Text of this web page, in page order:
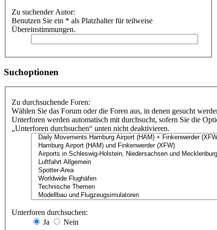
Zu suchender Autor:
Benutzen Sie ein * als Platzhalter für teilweise
Übereinstimmungen.
Suchoptionen
Zu durchsuchende Foren:
Wählen Sie das Forum oder die Foren aus, in denen gesucht
Unterforen werden automatisch mit durchsucht, sofern Sie die
„Unterforen durchsuchen“ unten nicht deaktivieren.
Unterforen durchsuchen:
Ja
Nein